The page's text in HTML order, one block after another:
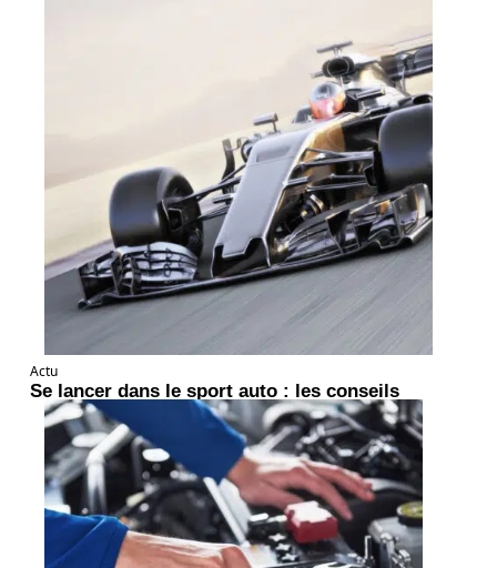
Actu
Se lancer dans le sport auto : les conseils